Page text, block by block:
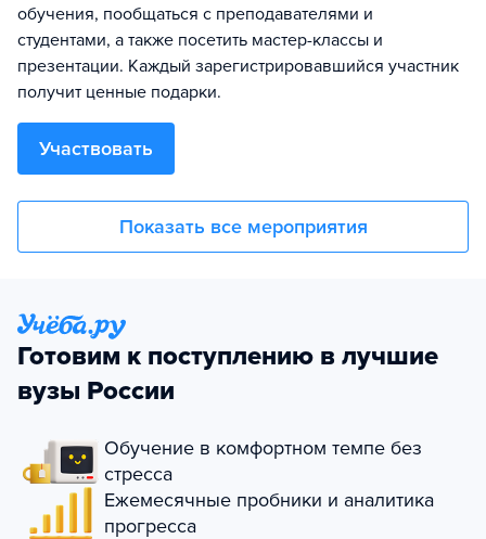
обучения, пообщаться с преподавателями и
студентами, а также посетить мастер-классы и
презентации. Каждый зарегистрировавшийся участник
получит ценные подарки.
Участвовать
Показать все мероприятия
Готовим к поступлению в лучшие
вузы России
Обучение в комфортном темпе без
стресса
Ежемесячные пробники и аналитика
прогресса